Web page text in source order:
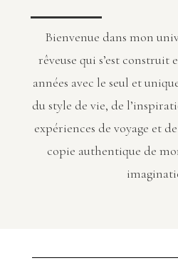
Bienvenue dans mon
rêveuse qui s’est construit
années avec le seul et
du style de vie, de
expériences de voyage et
copie authentique de